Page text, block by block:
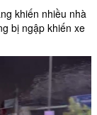
khiến nhiều nhà
bị ngập khiến xe